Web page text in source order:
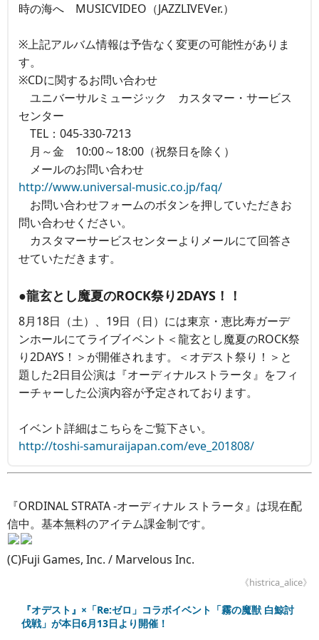
時の海へ MUSICVIDEO（JAZZLIVEVer.）
※上記アルバム情報は予告なく変更の可能性がありま
す。
※CDに関するお問い合わせ
ユニバーサルミュージック カスタマー・サービス
センター
TEL：045-330-7213
月～金 10:00～18:00（祝祭日を除く）
メールのお問い合わせ
http://www.universal-music.co.jp/faq/
お問い合わせフォームのボタンを押していただきお
問い合わせください。
カスタマーサービスセンターよりメールにて回答さ
せていただきます。
●龍玄とし魔夏のROCK祭り2DAYS！！
8月18日（土）、19日（日）には東京・恵比寿ガーデ
ンホールにてライブイベント＜龍玄とし魔夏のROCK祭
り2DAYS！＞が開催されます。＜オデスト祭り！＞と
題した2日目公演は『オーディナルストラータ』をフィ
ーチャーした公演内容が予定されております。
イベント詳細はこちらをご覧下さい。
http://toshi-samuraijapan.com/eve_201808/
『ORDINAL STRATA -オーディナル ストラータ』は現在配
信中。基本無料のアイテム課金制です。
(C)Fuji Games, Inc. / Marvelous Inc.
《histrica_alice》
『オデスト』×「Re:ゼロ」コラボイベント「霧の魔獣 白鯨討
伐戦」が本日6月13日より開催！